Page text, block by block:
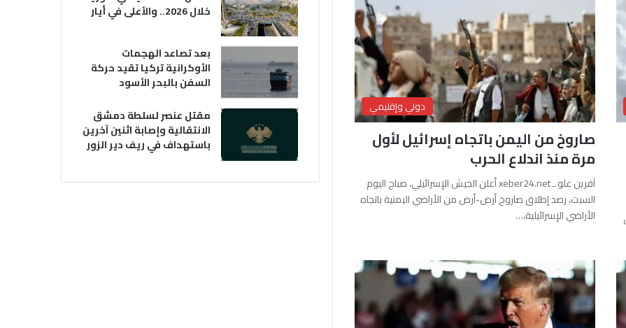
دولي وإقليمي
صاروخ من اليمن باتجاه إسرائيل لأول
مرة منذ اندلاع الحرب
آفرين علو ـ xeber24.net أعلن الجيش الإسرائيلي، صباح اليوم
السبت، رصد إطلاق صاروخ أرض-أرض من الأراضي اليمنية باتجاه
الأراضي الإسرائيلية،…
خلال 2026.. والأعلى في أيار
بعد تصاعد الهجمات
الأوكرانية تركيا تقيد حركة
السفن بالبحر الأسود
مقتل عنصر لسلطة دمشق
الانتقالية وإصابة اثنين آخرين
باستهداف في ريف دير الزور